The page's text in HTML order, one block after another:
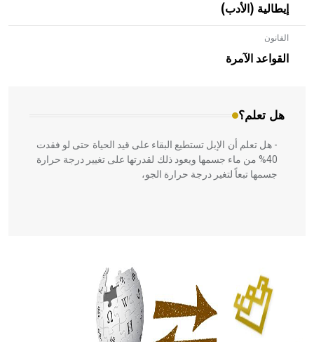
إيطالية (الأدب)
القانون
القواعد الآمرة
هل تعلم؟
- هل تعلم أن الأبلق نوع من الفنون الهندسية التي ارتبطت
بالعمارة الإسلامية في بلاد الشام ومصر خاصة، حيث يحرص
المعمار على بناء مداميكه وخاصة في الواجهات
- هل تعلم أن الإبل تستطيع البقاء على قيد الحياة حتى لو فقدت
40% من ماء جسمها ويعود ذلك لقدرتها على تغيير درجة حرارة
جسمها تبعاً لتغير درجة حرارة الجو،
الحكم، الأدلة، تنظيم التغذية، ورسالته في جروح الرأس. ويعود
له الفضل بأنه حرر الطب من الدين والفلسفة.